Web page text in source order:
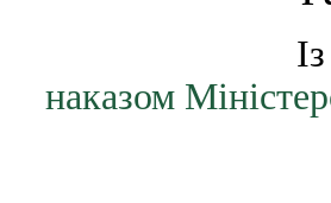
наказом